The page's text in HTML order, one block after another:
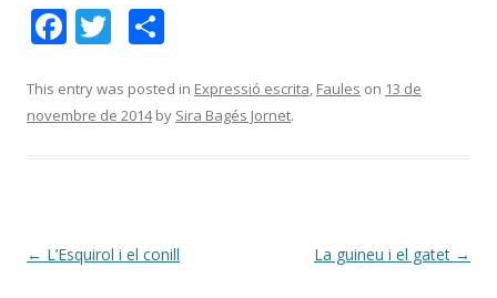
F
e
b
k
T
itt
er
m
p
ix
This entry was posted in Expressió escrita, Faules on 13 de
novembre de 2014by Sira Bagés Jornet.
Post
← L’Esquirol i el conill La guineu i el gatet →